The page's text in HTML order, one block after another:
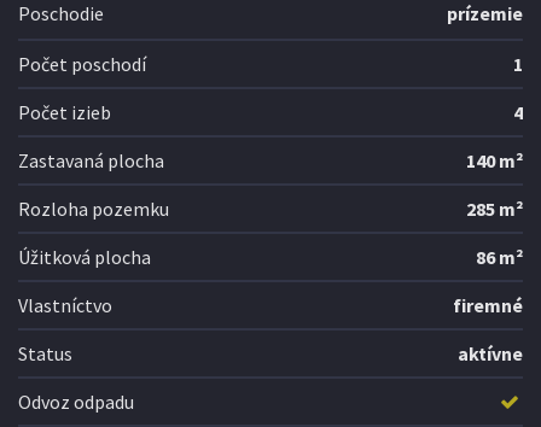
Poschodie prízemie
Počet poschodí
1
Počet izieb
4
Zastavaná plocha
140 m²
Rozloha pozemku
285 m²
Úžitková plocha
86 m²
Vlastníctvo
firemné
Status
aktívne
Odvoz odpadu